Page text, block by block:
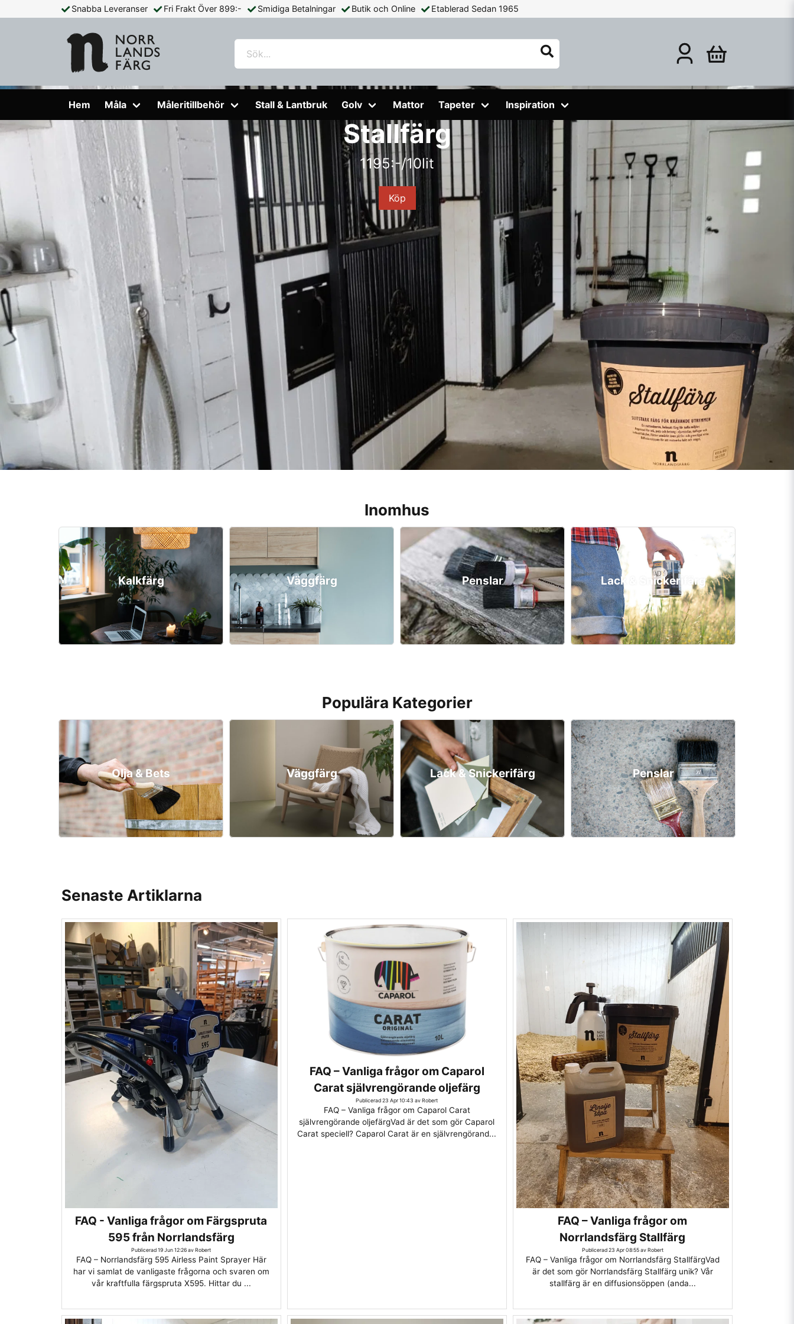
Snabba Leveranser Fri Frakt Över 899:- Smidiga Betalningar Butik och Online Etablerad Sedan 1965
Hem Måla Måleritillbehör Stall & Lantbruk Golv Mattor Tapeter Inspiration
Stallfärg
1195:-/10lit
Köp
Inomhus
Kalkfärg Väggfärg Penslar Lack & Snickerifärg
Populära Kategorier
Olja & Bets Väggfärg Lack & Snickerifärg Penslar
Senaste Artiklarna
FAQ - Vanliga frågor om Färgspruta
595 från Norrlandsfärg
Publicerad 19 Jun 12:26 av Robert
FAQ – Norrlandsfärg 595 Airless Paint Sprayer Här
har vi samlat de vanligaste frågorna och svaren om
vår kraftfulla färgspruta X595. Hittar du ...
FAQ – Vanliga frågor om Caparol
Carat självrengörande oljefärg
Publicerad 23 Apr 10:43 av Robert
FAQ – Vanliga frågor om Caparol Carat
självrengörande oljefärgVad är det som gör Caparol
Carat speciell? Caparol Carat är en självrengörand...
FAQ – Vanliga frågor om
Norrlandsfärg Stallfärg
Publicerad 23 Apr 08:55 av Robert
FAQ – Vanliga frågor om Norrlandsfärg StallfärgVad
är det som gör Norrlandsfärg Stallfärg unik? Vår
stallfärg är en diffusionsöppen (anda...